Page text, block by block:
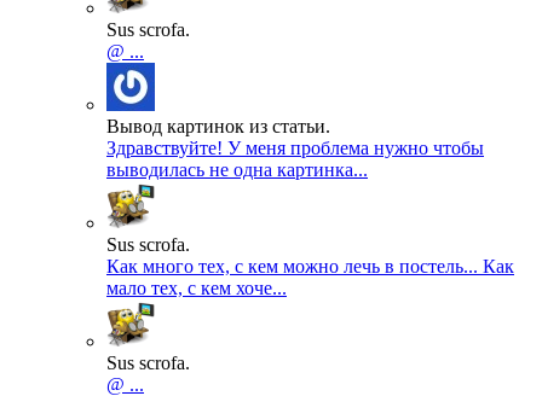
Sus scrofa.
@ ...
Вывод картинок из статьи.
Здравствуйте! У меня проблема нужно чтобы
выводилась не одна картинка...
Sus scrofa.
Как много тех, с кем можно лечь в постель... Как
мало тех, с кем хоче...
Sus scrofa.
@ ...